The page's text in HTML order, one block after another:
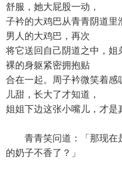
舒服，她大屁股一动，
子衿的大鸡巴从青青阴道
男人的大鸡巴，再次
将它送回自己阴道之中，
裸的身躯紧密拥抱贴
合在一起。周子衿微笑着
儿甜，长大了才知道，
姐姐下边这张小嘴儿，才是
青青笑问道：「那现在
的奶子不香了？」